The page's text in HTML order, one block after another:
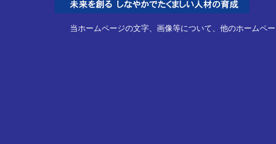
当ホームページの文字、画像等について、他のホームペ